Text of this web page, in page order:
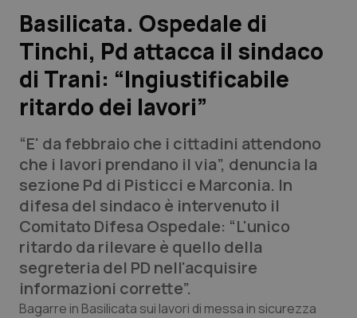
Lavoro e Professioni
Scienza e Farmaci
Studi e Analisi
Lettere al direttore
Edizioni Regionali
QS Pro
Professionisti Sanitari.AI
Abruzzo
QS Pro Gold
Basilicata. Ospedale di
Tinchi, Pd attacca il sindaco
di Trani: “Ingiustificabile
ritardo dei lavori”
“E' da febbraio che i cittadini attendono
che i lavori prendano il via”, denuncia la
sezione Pd di Pisticci e Marconia. In
difesa del sindaco è intervenuto il
Comitato Difesa Ospedale: “L'unico
ritardo da rilevare è quello della
segreteria del PD nell'acquisire
informazioni corrette”.
Bagarre in Basilicata sui lavori di messa in sicurezza